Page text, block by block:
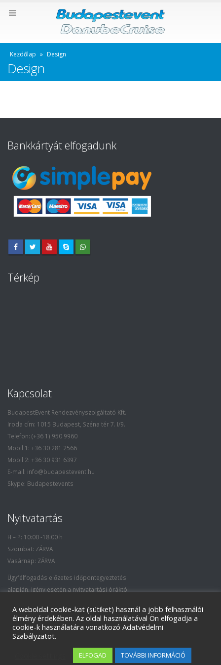
Kezdőlap » Design
Design
Bankkártyát elfogadunk
Térkép
Kapcsolat
BudapestEvent Rendezvényszolgáltató Kft.
Iroda cím: 1015 Budapest, Széna tér 7. I/9.
Telefon: (+36 1) 950 9960
Mobil 1: +36 30 281 2566
Mobil 2: +36 30 931 6397
E-mail: info@budapestevent.hu
Skype: Budapestevents
Nyitvatartás
H – P: 10:00 -18:00 h
Szombat: ZÁRVA
Vasárnap: ZÁRVA
Ügyfélfogadás előzetes időpontegyeztetés
alapján, igény esetén a nyitvatartási óráktól
© Copyright 2018 BudapestEvent Kft. Minden jog fenntartva. / All Rights
A weboldal cookie-kat (sütiket) használ a jobb felhasználói
élmény érdekében. Az oldal használatával Ön elfogadja a
cookie-k használatára vonatkozó Adatvédelmi
Szabályzatot.
ELFOGAD TOVÁBBI INFORMÁCIÓ